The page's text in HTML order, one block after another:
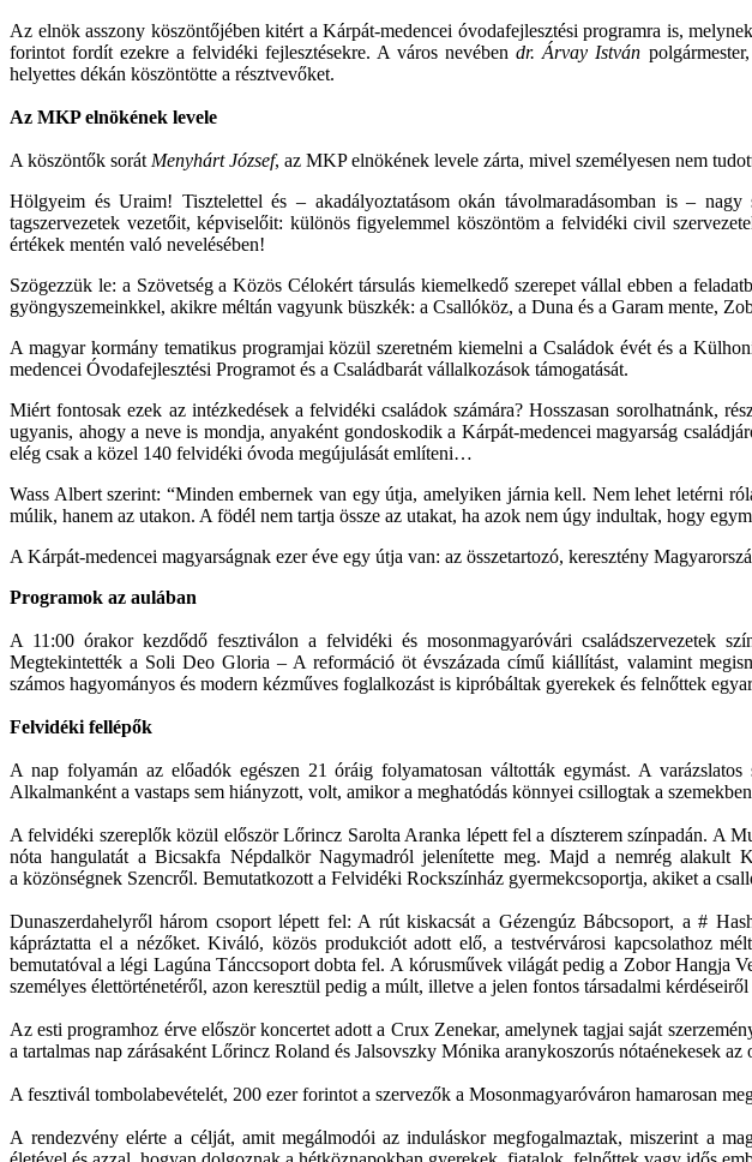
Az elnök asszony köszöntőjében kitért a Kárpát-medencei óvodafejlesztési programra is,
forintot fordít ezekre a felvidéki fejlesztésekre. A város nevébendr. Árvay István
helyettes dékán köszöntötte a résztvevőket.
Az MKP elnökének levele
A köszöntők sorát Menyhárt József, az MKP elnökének levele zárta, mivel személyesen nem
Hölgyeim és Uraim! Tisztelettel és – akadályoztatásom okán távolmaradásomban is – nagy
tagszervezetek vezetőit, képviselőit: különös figyelemmel köszöntöm a felvidéki civil
értékek mentén való nevelésében!
Szögezzük le: a Szövetség a Közös Célokért társulás kiemelkedő szerepet vállal ebben a
gyöngyszemeinkkel, akikre méltán vagyunk büszkék: a Csallóköz, a Duna és a Garam mente,
A magyar kormány tematikus programjai közül szeretném kiemelni a Családok évét és a
medencei Óvodafejlesztési Programot és a Családbarát vállalkozások támogatását.
Miért fontosak ezek az intézkedések a felvidéki családok számára? Hosszasan sorolhatnánk,
ugyanis, ahogy a neve is mondja, anyaként gondoskodik a Kárpát-medencei magyarság
elég csak a közel 140 felvidéki óvoda megújulását említeni…
Wass Albert szerint: “Minden embernek van egy útja, amelyiken járnia kell. Nem lehet letérni
múlik, hanem az utakon. A födél nem tartja össze az utakat, ha azok nem úgy indultak, hogy
A Kárpát-medencei magyarságnak ezer éve egy útja van: az összetartozó, keresztény
Programok az aulában
A 11:00 órakor kezdődő fesztiválon a felvidéki és mosonmagyaróvári családszervezetek
Megtekintették a Soli Deo Gloria – A reformáció öt évszázada című kiállítást, valamint
számos hagyományos és modern kézműves foglalkozást is kipróbáltak gyerekek és felnőttek
Felvidéki fellépők
A nap folyamán az előadók egészen 21 óráig folyamatosan váltották egymást. A
Alkalmanként a vastaps sem hiányzott, volt, amikor a meghatódás könnyei csillogtak a
A felvidéki szereplők közül először Lőrincz Sarolta Aranka lépett fel a díszterem színpadán. A
nóta hangulatát a Bicsakfa Népdalkör Nagymadról jelenítette meg. Majd a nemrég alakult
a közönségnek Szencről. Bemutatkozott a Felvidéki Rockszínház gyermekcsoportja, akiket a
Dunaszerdahelyről három csoport lépett fel: A rút kiskacsát a Gézengúz Bábcsoport, a #
kápráztatta el a nézőket. Kiváló, közös produkciót adott elő, a testvérvárosi kapcsolathoz
bemutatóval a légi Lagúna Tánccsoport dobta fel. A kórusművek világát pedig a Zobor Hangja
személyes élettörténetéről, azon keresztül pedig a múlt, illetve a jelen fontos társadalmi
Az esti programhoz érve először koncertet adott a Crux Zenekar, amelynek tagjai saját
a tartalmas nap zárásaként Lőrincz Roland és Jalsovszky Mónika aranykoszorús nótaénekesek
A fesztivál tombolabevételét, 200 ezer forintot a szervezők a Mosonmagyaróváron hamarosan
A rendezvény elérte a célját, amit megálmodói az induláskor megfogalmaztak, miszerint a